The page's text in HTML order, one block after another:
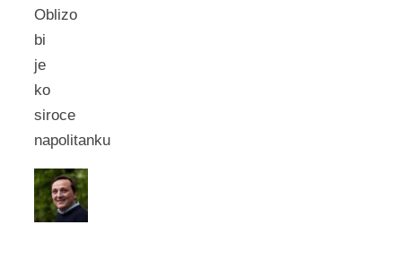
Oblizo
bi
je
ko
siroce
napolitanku